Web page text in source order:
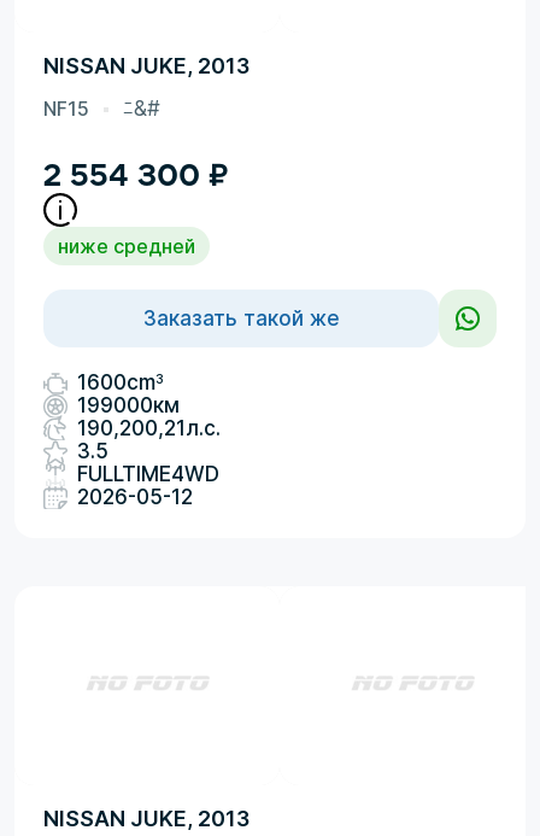
NISSAN JUKE, 2013
NF15 ﾆ&#
2 554 300 ₽
ниже средней
Заказать такой же
1600cm3
199000км
190,200,21л.с.
3.5
FULLTIME4WD
2026-05-12
NISSAN JUKE, 2013